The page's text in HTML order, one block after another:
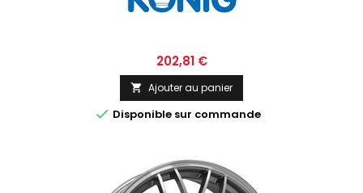
Prix
202,81 €
 Ajouter au panier
 Disponible sur commande